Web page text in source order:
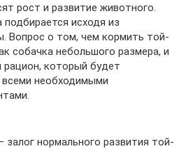
рост и развитие животного.
исходя из
Вопрос о том, чем кормить той-
собачка небольшого размера, и
который будет
всеми необходимыми
залог нормального развития той-